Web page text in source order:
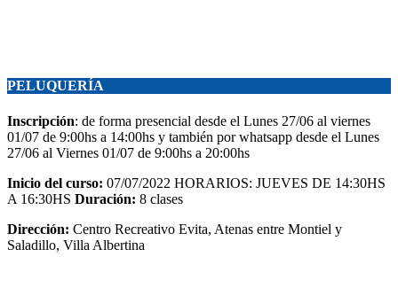
PELUQUERÍA
Inscripción: de forma presencial desde el Lunes 27/06 al viernes
01/07 de 9:00hs a 14:00hs y también por whatsapp desde el Lunes
27/06 al Viernes 01/07 de 9:00hs a 20:00hs
Inicio del curso: 07/07/2022 HORARIOS: JUEVES DE 14:30HS
A 16:30HS Duración: 8 clases
Dirección: Centro Recreativo Evita, Atenas entre Montiel y
Saladillo, Villa Albertina